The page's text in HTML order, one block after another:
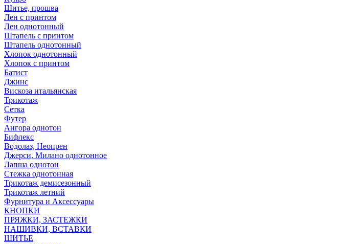
Шитье, прошва
Лен с принтом
Лен однотонный
Штапель с принтом
Штапель однотонный
Хлопок однотонный
Хлопок с принтом
Батист
Джинс
Вискоза итальянская
Трикотаж
Сетка
Футер
Ангора однотон
Бифлекс
Водолаз, Неопрен
Джерси, Милано однотонное
Лапша однотон
Стежка однотонная
Трикотаж демисезонный
Трикотаж летний
Фурнитура и Аксессуары
КНОПКИ
ПРЯЖКИ, ЗАСТЕЖКИ
НАШИВКИ, ВСТАВКИ
ШИТЬЕ